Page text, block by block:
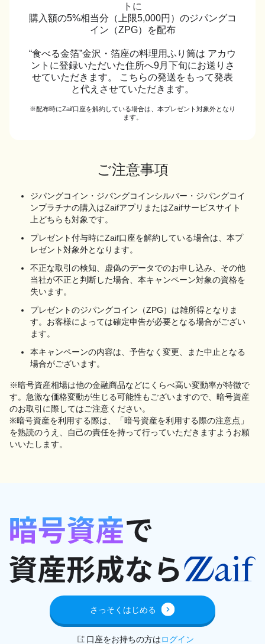
トに
購入額の5%相当分（上限5,000円）のジパングコ
イン（ZPG）を配布
“食べる金箔”金沢・箔座の料理用ふり筒は アカウ
ントに登録いただいた住所へ9月下旬にお送りさ
せていただきます。
こちらの発送をもって発表
と代えさせていただきます。
※配布時にZaif口座を解約している場合は、本プレゼント対象外となり
ます。
ご注意事項
ジパングコイン・ジパングコインシルバー・ジパングコイ
ンプラチナの購入はZaifアプリまたはZaifサービスサイト
上どちらも対象です。
プレゼント付与時にZaif口座を解約している場合は、本プ
レゼント対象外となります。
不正な取引の検知、虚偽のデータでのお申し込み、その他
当社が不正と判断した場合、本キャンペーン対象の資格を
失います。
プレゼントのジパングコイン（ZPG）は雑所得となりま
す。お客様によっては確定申告が必要となる場合がござい
ます。
本キャンペーンの内容は、予告なく変更、また中止となる
場合がございます。
※暗号資産相場は他の金融商品などにくらべ高い変動率が特徴で
す。急激な価格変動が生じる可能性もございますので、暗号資産
のお取引に際してはご注意ください。
※暗号資産を利用する際は、「暗号資産を利用する際の注意点」
を熟読のうえ、自己の責任を持って行っていただきますようお願
いいたします。
さっそくはじめる
口座をお持ちの方はログイン